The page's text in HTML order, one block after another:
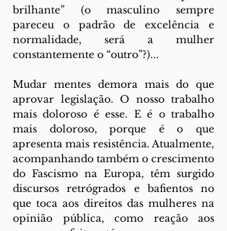
brilhante” (o masculino sempre
pareceu o padrão de excelência e
normalidade, será a mulher
constantemente o “outro”?)...
Mudar mentes demora mais do que
aprovar legislação. O nosso trabalho
mais doloroso é esse. E é o trabalho
mais doloroso, porque é o que
apresenta mais resistência. Atualmente,
acompanhando também o crescimento
do Fascismo na Europa, têm surgido
discursos retrógrados e bafientos no
que toca aos direitos das mulheres na
opinião pública, como reação aos